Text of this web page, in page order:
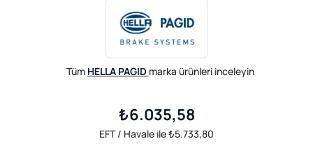
Tüm HELLA PAGID marka ürünleri inceleyin
₺6.035,58
EFT / Havale ile ₺5.733,80